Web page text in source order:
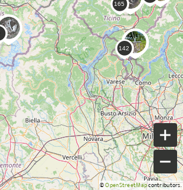
©OpenStreetMapcontributors.